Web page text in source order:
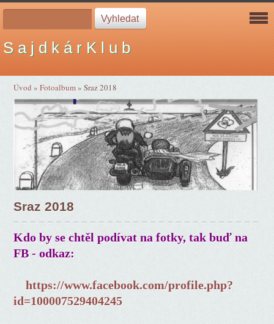
S a j d k á r K l u b
Úvod »Fotoalbum»Sraz 2018
Sraz 2018
Kdo by se chtěl podívat na fotky, tak buď na
FB - odkaz:
https://www.facebook.com/profile.php?
id=100007529404245